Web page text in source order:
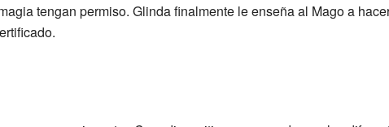
tengan permiso. Glinda finalmente le enseña al Mago a